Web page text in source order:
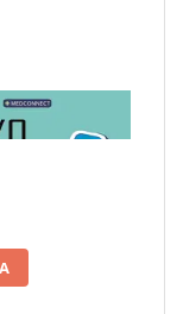
CLINIC. CARTEA
DIABETUL